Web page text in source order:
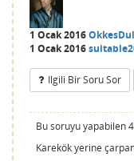
1 Ocak 2016
1 Ocak 2016
Ilgili Bir Soru Sor
Bu soruyu yapabilen
Karekök yerine